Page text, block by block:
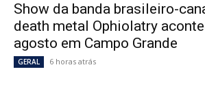
Show da banda brasileiro-
death metal Ophiolatry
agosto em Campo Grande
GERAL 6 horas atrás